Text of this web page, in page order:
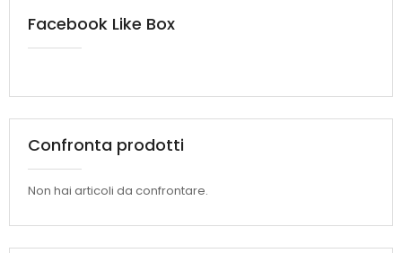
Facebook Like Box
Confronta prodotti
Non hai articoli da confrontare.